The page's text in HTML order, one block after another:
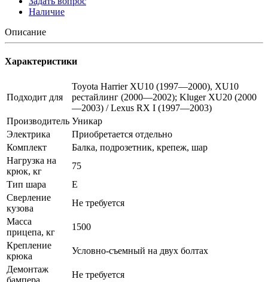
Наличие
Описание
Характеристики
Подходит для
Toyota Harrier XU10 (1997—2000), XU10
рестайлинг (2000—2002); Kluger XU20 (2000
—2003) / Lexus RX I (1997—2003)
Производитель Уникар
Электрика
Приобретается отдельно
Комплект
Балка, подрозетник, крепеж, шар
Нагрузка на
крюк, кг
75
Тип шара
E
Сверление
кузова
Не требуется
Масса
прицепа, кг
1500
Крепление
крюка
Условно-съемный на двух болтах
Демонтаж
Не требуется